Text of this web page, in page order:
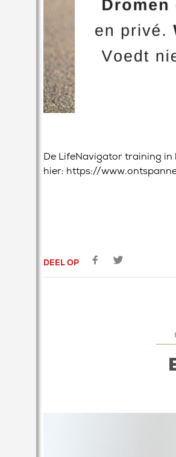
De LifeNavigator training in
hier: https://
DEEL OP